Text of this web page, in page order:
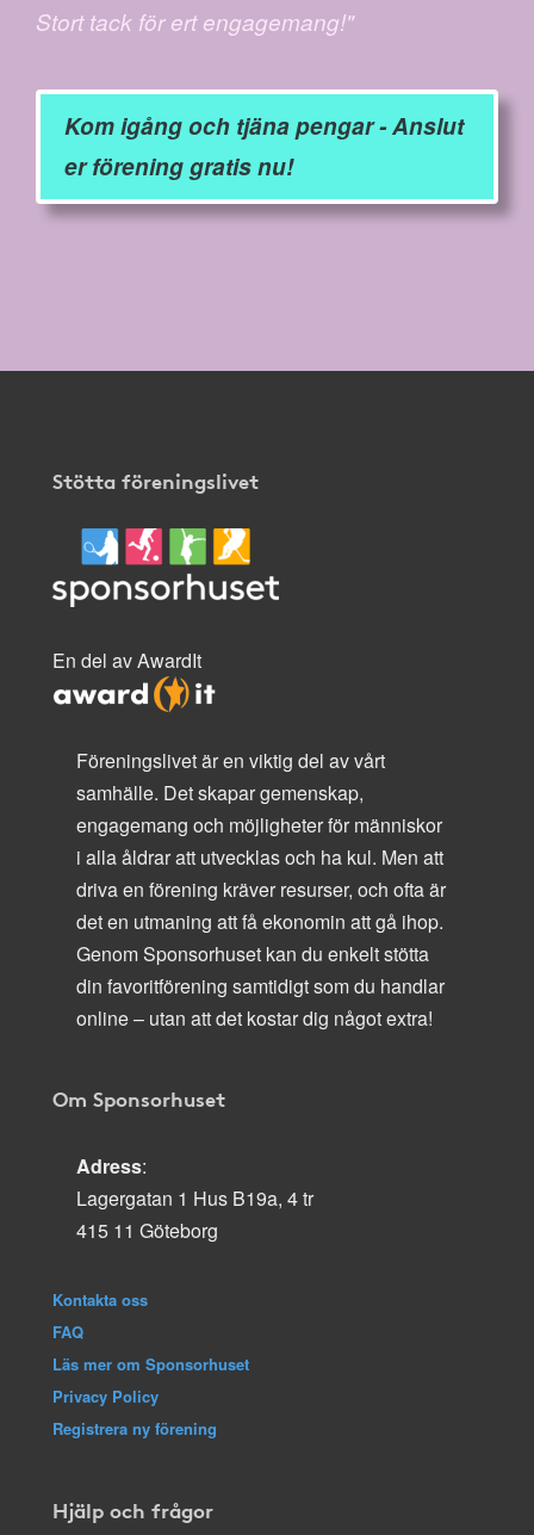
Stort tack för ert engagemang!"
Kom igång och tjäna pengar - Anslut
er förening gratis nu!
Stötta föreningslivet
En del av AwardIt
Föreningslivet är en viktig del av vårt
samhälle. Det skapar gemenskap,
engagemang och möjligheter för människor
i alla åldrar att utvecklas och ha kul. Men att
driva en förening kräver resurser, och ofta är
det en utmaning att få ekonomin att gå ihop.
Genom Sponsorhuset kan du enkelt stötta
din favoritförening samtidigt som du handlar
online – utan att det kostar dig något extra!
Om Sponsorhuset
Adress:
Lagergatan 1 Hus B19a, 4 tr
415 11 Göteborg
Kontakta oss
FAQ
Läs mer om Sponsorhuset
Privacy Policy
Registrera ny förening
Hjälp och frågor